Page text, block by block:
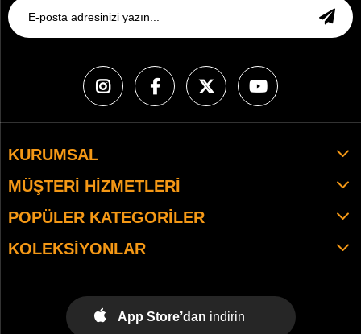
KURUMSAL
MÜŞTERI HIZMETLERI
POPÜLER KATEGORILER
KOLEKSIYONLAR
App Store’dan indirin